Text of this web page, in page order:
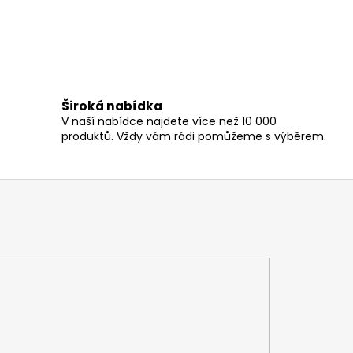
Široká nabídka
V naší nabídce najdete více než 10 000
produktů. Vždy vám rádi pomůžeme s výběrem.